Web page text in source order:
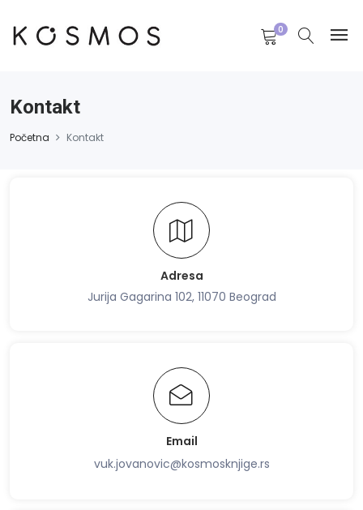
0
Kontakt
Početna Kontakt
Adresa
Jurija Gagarina 102, 11070 Beograd
Email
vuk.jovanovic@kosmosknjige.rs